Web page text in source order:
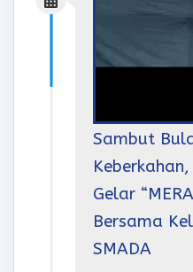
Sambut
Gelar
Bersama
SMADA